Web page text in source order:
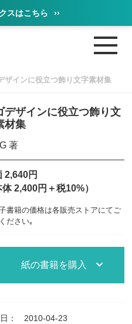
スはこちら ››
ザインに役立つ飾り文字素材集
デザインに役立つ飾り文
材集
著
2,640円
体 2,400円＋税10%）
書籍の価格は各販売ストアにてご
ださい｡
紙の書籍を購入
：
2010-04-23